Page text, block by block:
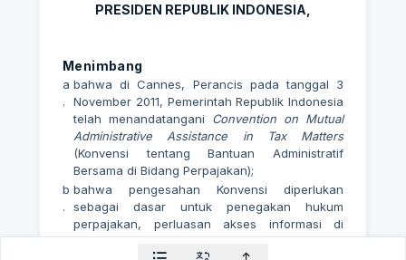
PRESIDEN REPUBLIK INDONESIA,
Menimbang
a
.
bahwa di Cannes, Perancis pada tanggal 3
November 2011, Pemerintah Republik Indonesia
telah menandatangani Convention on Mutual
Administrative Assistance in Tax Matters
(Konvensi tentang Bantuan Administratif
Bersama di Bidang Perpajakan);
b
.
bahwa pengesahan Konvensi diperlukan
sebagai dasar untuk penegakan hukum
perpajakan, perluasan akses informasi di
bidang perpajakan, pelaksanaan bantuan